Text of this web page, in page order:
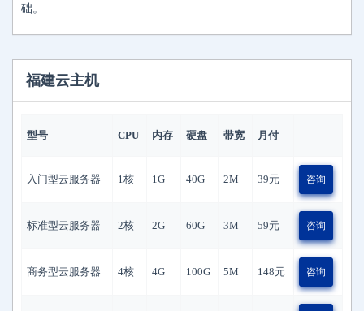
础。
福建云主机
型号 CPU 内存 硬盘 带宽 月付
入门型云服务器 1核 1G 40G 2M 39元 咨询
标准型云服务器 2核 2G 60G 3M 59元 咨询
商务型云服务器 4核 4G 100G 5M 148元 咨询